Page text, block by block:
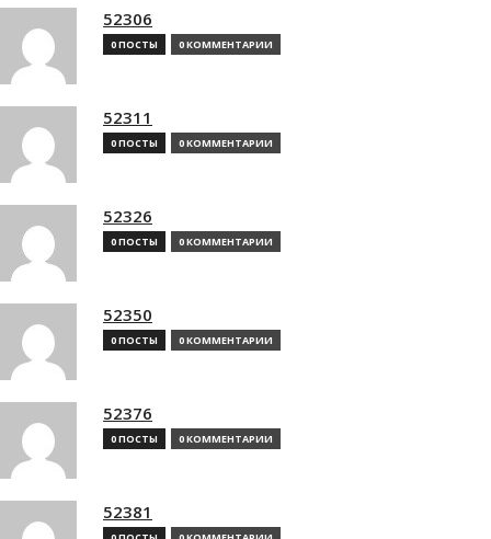
52306
0 ПОСТЫ 0 КОММЕНТАРИИ
52311
0 ПОСТЫ 0 КОММЕНТАРИИ
52326
0 ПОСТЫ 0 КОММЕНТАРИИ
52350
0 ПОСТЫ 0 КОММЕНТАРИИ
52376
0 ПОСТЫ 0 КОММЕНТАРИИ
52381